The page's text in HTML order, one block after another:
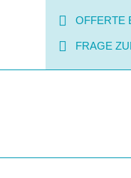
OFFERTE
FRAGE